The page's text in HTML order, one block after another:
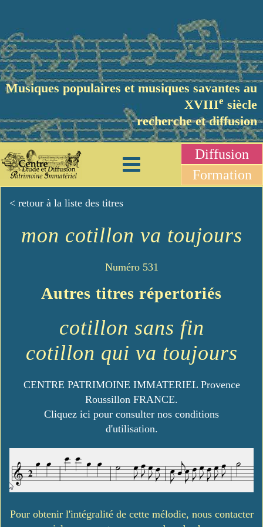
Musiques populaires et musiques savantes au
XVIIIe siècle
recherche et diffusion
Diffusion
Formation
< retour à la liste des titres
mon cotillon va toujours
Numéro 531
Autres titres répertoriés
cotillon sans fin
cotillon qui va toujours
CENTRE PATRIMOINE IMMATERIEL Provence
Roussillon FRANCE.
Cliquez ici pour consulter nos conditions
d'utilisation.
Pour obtenir l'intégralité de cette mélodie, nous contacter